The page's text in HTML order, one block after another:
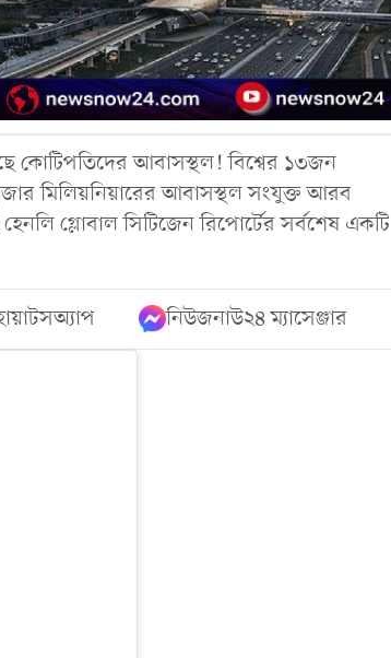
কোটিপতিদের আবাসস্থল! বিশ্বের ১৩জন
মিলিয়নিয়ারের আবাসস্থল সংযুক্ত আরব
গ্লোবাল সিটিজেন রিপোর্টের সর্বশেষ একটি
নিউজনাউ২৪ ম্যাসেঞ্জার